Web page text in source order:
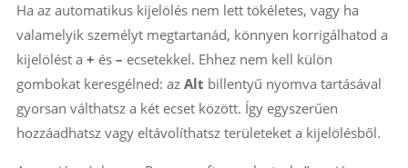
Ha az automatikus kijelölés nem lett tökéletes, vagy ha
valamelyik személyt megtartanád, könnyen korrigálhatod a
kijelölést a + és – ecsetekkel. Ehhez nem kell külön
gombokat keresgélned: az Alt billentyű nyomva tartásával
gyorsan válthatsz a két ecset között. Így egyszerűen
hozzáadhatsz vagy eltávolíthatsz területeket a kijelölésből.